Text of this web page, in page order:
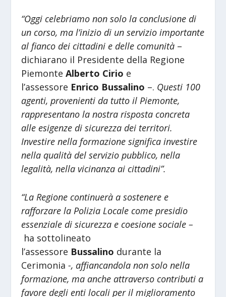
“Oggi celebriamo non solo la conclusione di
un corso, ma l’inizio di un servizio importante
al fianco dei cittadini e delle comunità –
dichiarano il Presidente della Regione
PiemonteAlberto Cirio e
l’assessore Enrico Bussalino –. Questi 100
agenti, provenienti da tutto il Piemonte,
rappresentano la nostra risposta concreta
alle esigenze di sicurezza dei territori.
Investire nella formazione significa investire
nella qualità del servizio pubblico, nella
legalità, nella vicinanza ai cittadini”.
“La Regione continuerà a sostenere e
rafforzare la Polizia Locale come presidio
essenziale di sicurezza e coesione sociale –
ha sottolineato
l’assessore Bussalino durante la
Cerimonia -, affiancandola non solo nella
formazione, ma anche attraverso contributi a
favore degli enti locali per il miglioramento